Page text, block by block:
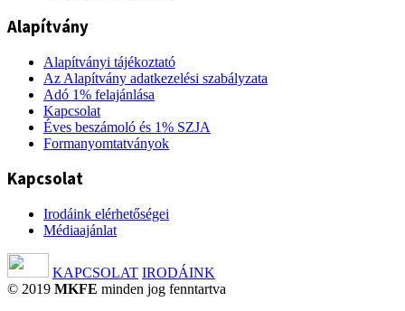
Alapítvány
Alapítványi tájékoztató
Az Alapítvány adatkezelési szabályzata
Adó 1% felajánlása
Kapcsolat
Éves beszámoló és 1% SZJA
Formanyomtatványok
Kapcsolat
Irodáink elérhetőségei
Médiaajánlat
KAPCSOLAT IRODÁINK
© 2019 MKFE minden jog fenntartva